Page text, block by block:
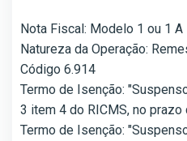
Nota Fiscal: Modelo 1 ou 1 A
Natureza da Operação:
Código 6.914
Termo de Isenção:
3 item 4 do RICMS, no prazo
Termo de Isenção: